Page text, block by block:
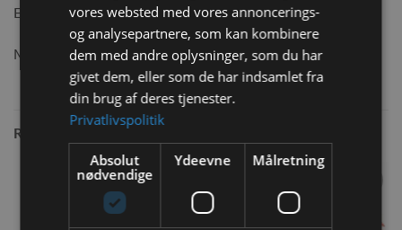
Et godt og sjovt stykke legetøj der kan tåle at blive gnavet i.
Mål – 19 cm
RELATEREDE VARER
vores websted med vores annoncerings-
og analysepartnere, som kan kombinere
dem med andre oplysninger, som du har
givet dem, eller som de har indsamlet fra
din brug af deres tjenester.
Privatlivspolitik
Absolut
nødvendige
Ydeevne Målretning